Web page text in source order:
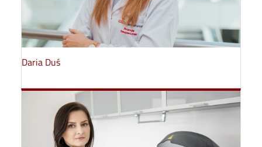
Daria Duś